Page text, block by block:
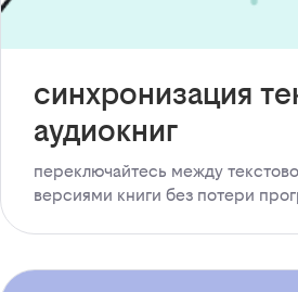
синхронизация
аудиокниг
переключайтесь между
версиями книги без потери